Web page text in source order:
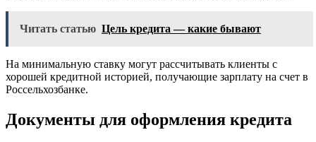
Читать статью Цель кредита — какие бывают
На минимальную ставку могут рассчитывать клиенты с
хорошей кредитной историей, получающие зарплату на счет в
Россельхозбанке.
Документы для оформления кредита